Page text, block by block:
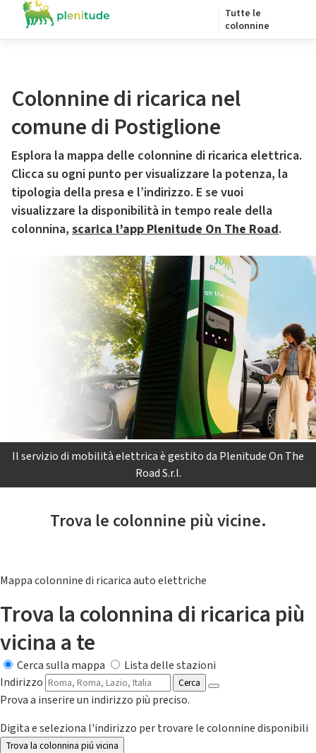
Tutte le
colonnine
Colonnine di ricarica nel
comune di Postiglione
Esplora la mappa delle colonnine di ricarica elettrica.
Clicca su ogni punto per visualizzare la potenza, la
tipologia della presa e l’indirizzo. E se vuoi
visualizzare la disponibilità in tempo reale della
colonnina, scarica l’app Plenitude On The Road.
Il servizio di mobilità elettrica è gestito da Plenitude On The
Road S.r.l.
Trova le colonnine più vicine.
Mappa colonnine di ricarica auto elettriche
Trova la colonnina di ricarica più
vicina a te
Cerca sulla mappa
Lista delle stazioni
Indirizzo
Cerca
Prova a inserire un indirizzo più preciso.
Digita e seleziona l'indirizzo per trovare le colonnine disponibili
Trova la colonnina piú vicina